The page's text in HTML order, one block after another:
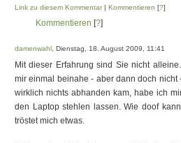
Link zu diesem Kommentar| Kommentieren [?]
Kommentieren [?]
damenwahl , Dienstag, 18. August 2009, 11:41
Mit dieser Erfahrung sind Sie nicht
mir einmal beinahe - aber dann doch
wirklich nichts abhanden kam, habe ich
den Laptop stehlen lassen. Wie doof
tröstet mich etwas.